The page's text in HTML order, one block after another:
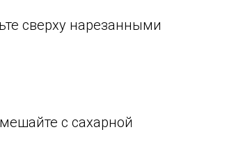
сверху нарезанными
с сахарной